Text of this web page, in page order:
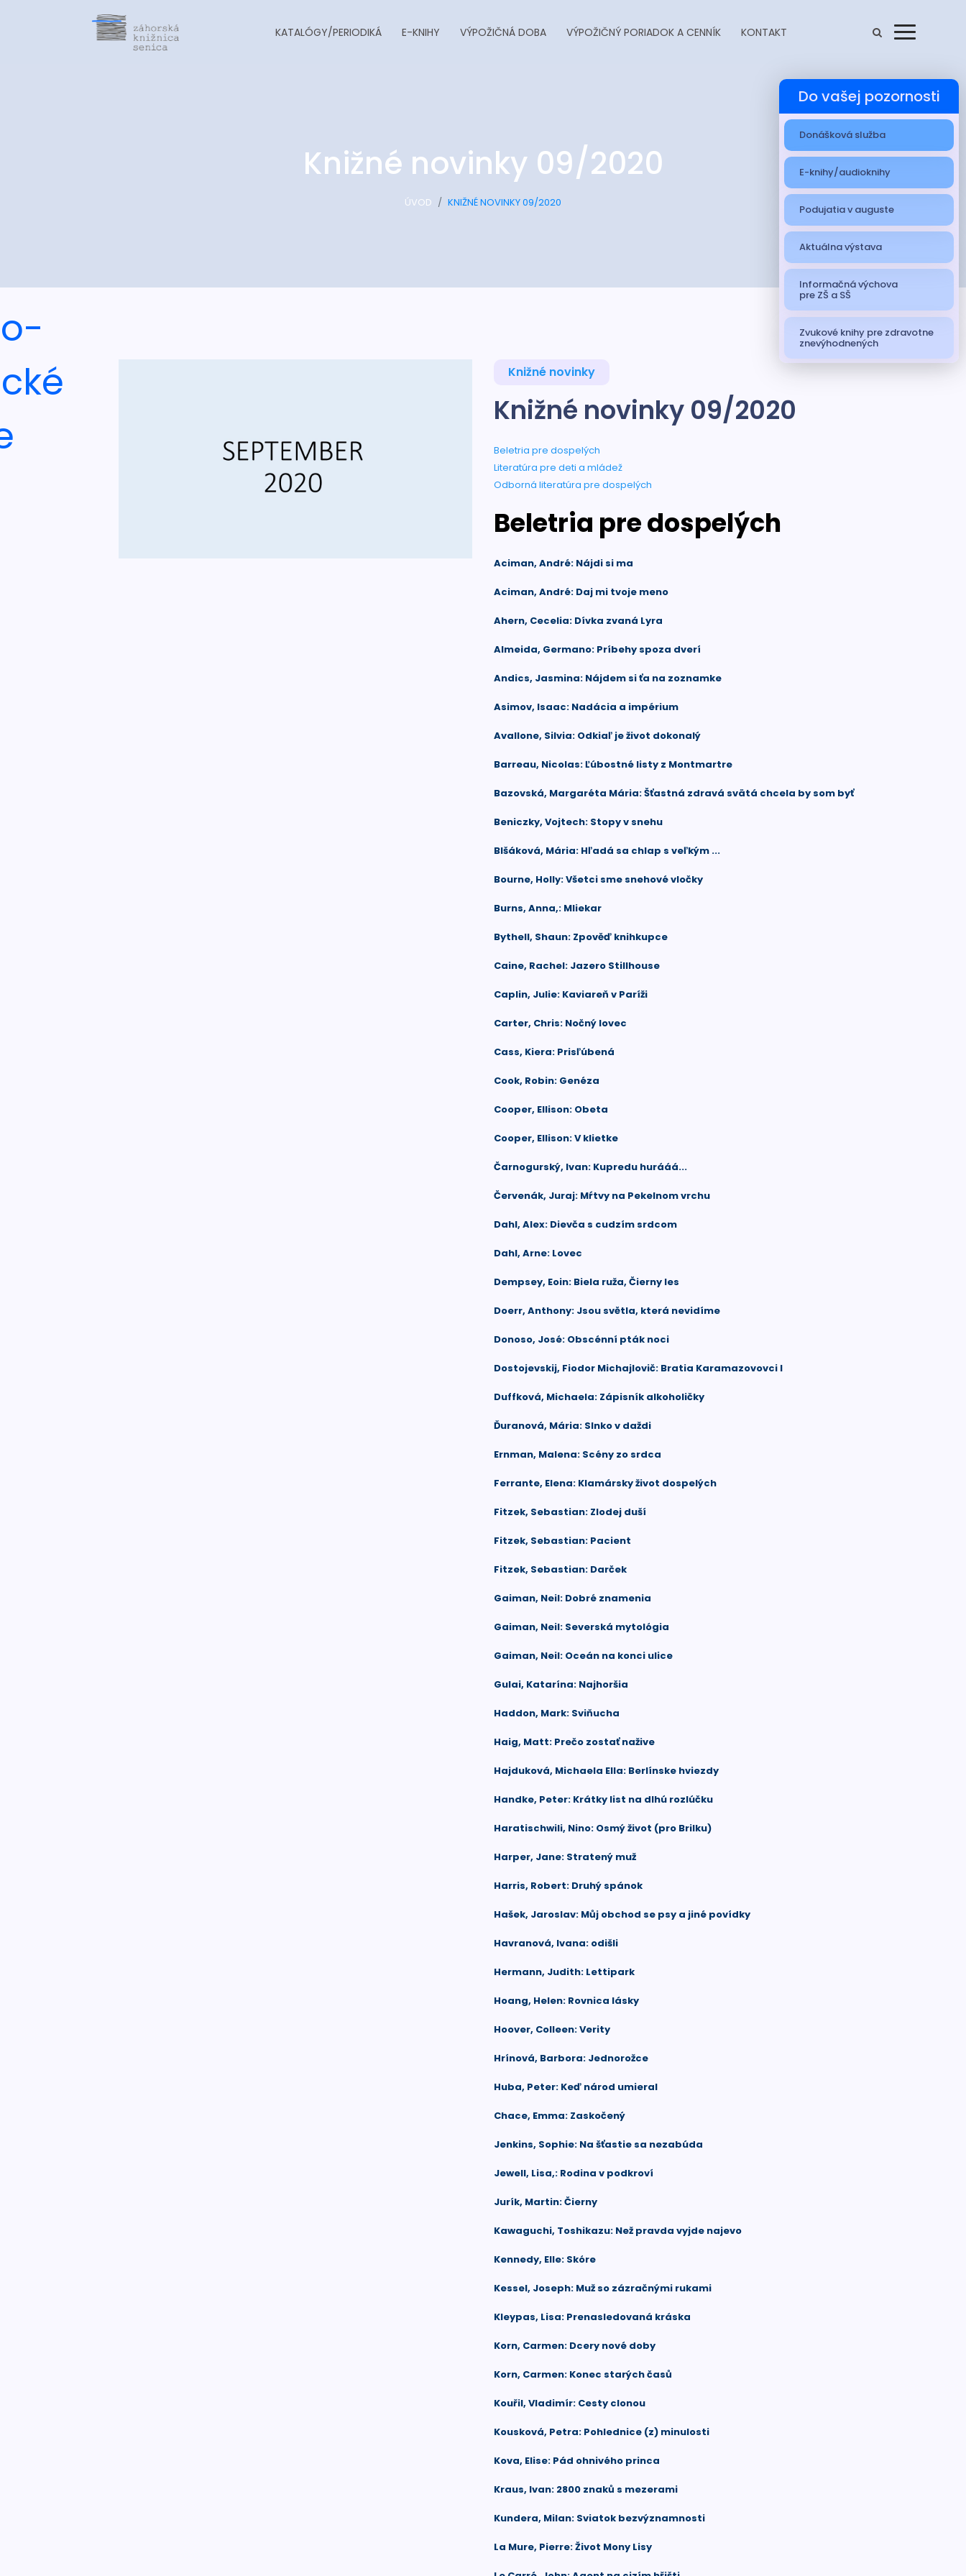
KATALÓGY/PERIODIKÁ E-KNIHY VÝPOŽIČNÁ DOBA VÝPOŽIČNÝ PORIADOK A CENNÍK KONTAKT
Knižné novinky 09/2020
ÚVOD KNIŽNÉ NOVINKY 09/2020
Knižné novinky
Knižné novinky 09/2020
Beletria pre dospelých
Literatúra pre deti a mládež
Odborná literatúra pre dospelých
Beletria pre dospelých
Aciman, André: Nájdi si ma
Aciman, André: Daj mi tvoje meno
Ahern, Cecelia: Dívka zvaná Lyra
Almeida, Germano: Príbehy spoza dverí
Andics, Jasmina: Nájdem si ťa na zoznamke
Asimov, Isaac: Nadácia a impérium
Avallone, Silvia: Odkiaľ je život dokonalý
Barreau, Nicolas: Ľúbostné listy z Montmartre
Bazovská, Margaréta Mária: Šťastná zdravá svätá chcela by som byť
Beniczky, Vojtech: Stopy v snehu
Blšáková, Mária: Hľadá sa chlap s veľkým ...
Bourne, Holly: Všetci sme snehové vločky
Burns, Anna,: Mliekar
Bythell, Shaun: Zpověď knihkupce
Caine, Rachel: Jazero Stillhouse
Caplin, Julie: Kaviareň v Paríži
Carter, Chris: Nočný lovec
Cass, Kiera: Prisľúbená
Cook, Robin: Genéza
Cooper, Ellison: Obeta
Cooper, Ellison: V klietke
Čarnogurský, Ivan: Kupredu hurááá...
Červenák, Juraj: Mŕtvy na Pekelnom vrchu
Dahl, Alex: Dievča s cudzím srdcom
Dahl, Arne: Lovec
Dempsey, Eoin: Biela ruža, Čierny les
Doerr, Anthony: Jsou světla, která nevidíme
Donoso, José: Obscénní pták noci
Dostojevskij, Fiodor Michajlovič: Bratia Karamazovovci I
Duffková, Michaela: Zápisník alkoholičky
Ďuranová, Mária: Slnko v daždi
Ernman, Malena: Scény zo srdca
Ferrante, Elena: Klamársky život dospelých
Fitzek, Sebastian: Zlodej duší
Fitzek, Sebastian: Pacient
Fitzek, Sebastian: Darček
Gaiman, Neil: Dobré znamenia
Gaiman, Neil: Severská mytológia
Gaiman, Neil: Oceán na konci ulice
Gulai, Katarína: Najhoršia
Haddon, Mark: Sviňucha
Haig, Matt: Prečo zostať nažive
Hajduková, Michaela Ella: Berlínske hviezdy
Handke, Peter: Krátky list na dlhú rozlúčku
Haratischwili, Nino: Osmý život (pro Brilku)
Harper, Jane: Stratený muž
Harris, Robert: Druhý spánok
Hašek, Jaroslav: Můj obchod se psy a jiné povídky
Havranová, Ivana: odišli
Hermann, Judith: Lettipark
Hoang, Helen: Rovnica lásky
Hoover, Colleen: Verity
Hrínová, Barbora: Jednorožce
Huba, Peter: Keď národ umieral
Chace, Emma: Zaskočený
Jenkins, Sophie: Na šťastie sa nezabúda
Jewell, Lisa,: Rodina v podkroví
Jurík, Martin: Čierny
Kawaguchi, Toshikazu: Než pravda vyjde najevo
Kennedy, Elle: Skóre
Kessel, Joseph: Muž so zázračnými rukami
Kleypas, Lisa: Prenasledovaná kráska
Korn, Carmen: Dcery nové doby
Korn, Carmen: Konec starých časů
Kouřil, Vladimír: Cesty clonou
Kousková, Petra: Pohlednice (z) minulosti
Kova, Elise: Pád ohnivého princa
Kraus, Ivan: 2800 znaků s mezerami
Kundera, Milan: Sviatok bezvýznamnosti
La Mure, Pierre: Život Mony Lisy
Do vašej pozornosti
Donášková služba
E-knihy/audioknihy
Podujatia v auguste
Aktuálna výstava
Informačná výchova
pre ZŠ a SŠ
Zvukové knihy pre zdravotne
znevýhodnených